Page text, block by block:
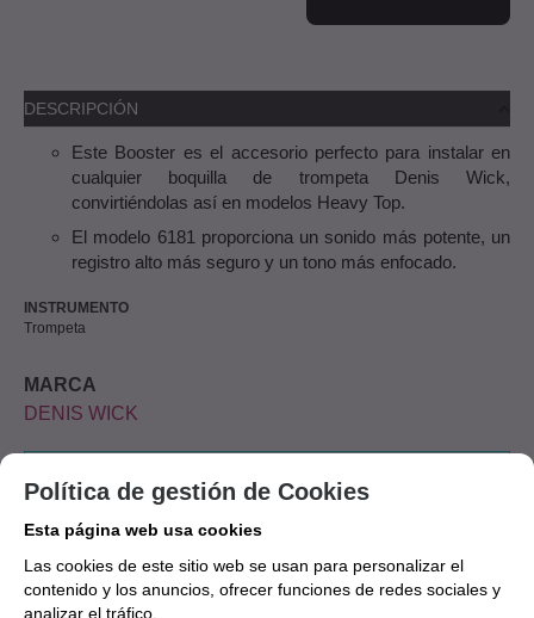
DESCRIPCIÓN
Este Booster es el accesorio perfecto para instalar en
cualquier boquilla de trompeta Denis Wick,
convirtiéndolas así en modelos Heavy Top.
El modelo 6181 proporciona un sonido más potente, un
registro alto más seguro y un tono más enfocado.
INSTRUMENTO
Trompeta
MARCA
DENIS WICK
Aún no existen valoraciones para este
Política de gestión de Cookies
Esta página web usa cookies
Las cookies de este sitio web se usan para personalizar el
contenido y los anuncios, ofrecer funciones de redes sociales y
analizar el tráfico.